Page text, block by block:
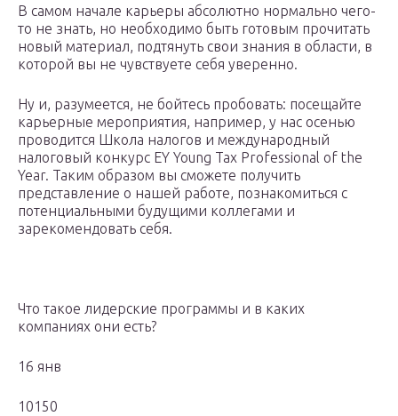
В самом начале карьеры абсолютно нормально чего-
то не знать, но необходимо быть готовым прочитать
новый материал, подтянуть свои знания в области, в
которой вы не чувствуете себя уверенно.
Ну и, разумеется, не бойтесь пробовать: посещайте
карьерные мероприятия, например, у нас осенью
проводится Школа налогов и международный
налоговый конкурс EY Young Tax Professional of the
Year. Таким образом вы сможете получить
представление о нашей работе, познакомиться с
потенциальными будущими коллегами и
зарекомендовать себя.
Что такое лидерские программы и в каких
компаниях они есть?
16 янв
10150